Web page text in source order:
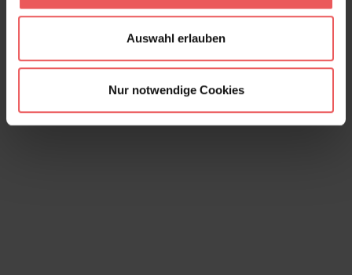
Auswahl erlauben
Nur notwendige Cookies